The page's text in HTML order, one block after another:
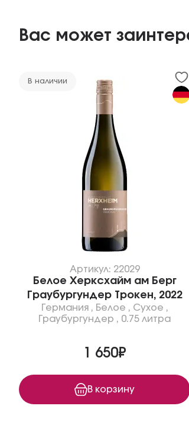
Вас может
В наличии
Артикул: 22029
Белое Херксхайм ам Берг
Граубургундер Трокен, 2022
Германия, Белое , Сухое ,
Граубургундер , 0.75 литра
1 650₽
В корзину